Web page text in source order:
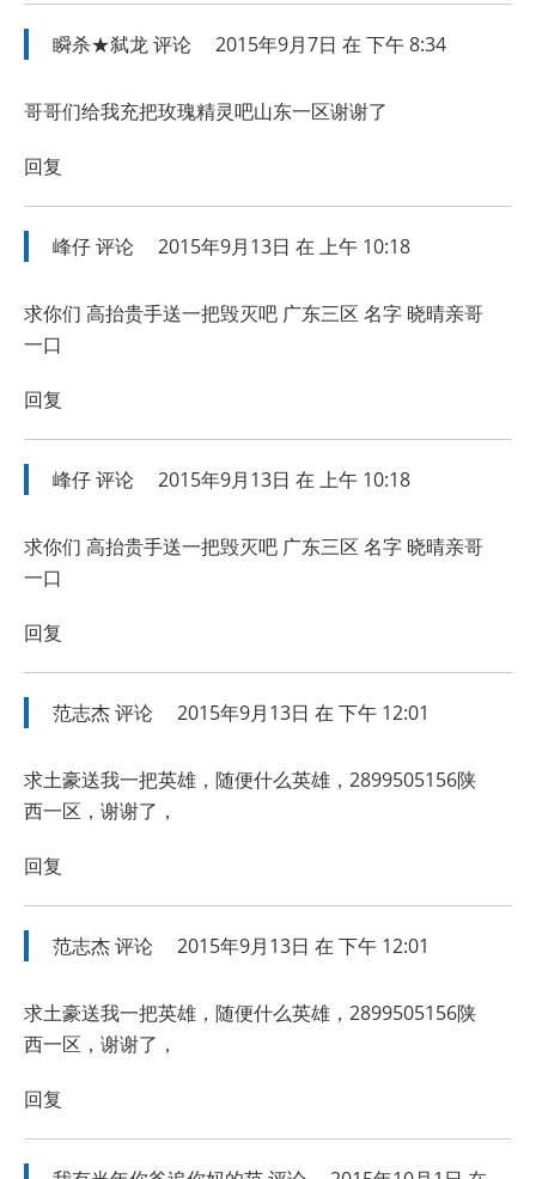
瞬杀★弑龙评论 2015年9月7日 在 下午 8:34
哥哥们给我充把玫瑰精灵吧山东一区谢谢了
回复
峰仔评论 2015年9月13日 在 上午 10:18
求你们 高抬贵手送一把毁灭吧 广东三区 名字 晓晴亲哥
一口
回复
峰仔评论 2015年9月13日 在 上午 10:18
求你们 高抬贵手送一把毁灭吧 广东三区 名字 晓晴亲哥
一口
回复
范志杰评论 2015年9月13日 在 下午 12:01
求土豪送我一把英雄，随便什么英雄，2899505156陕
西一区，谢谢了，
回复
范志杰评论 2015年9月13日 在 下午 12:01
求土豪送我一把英雄，随便什么英雄，2899505156陕
西一区，谢谢了，
回复